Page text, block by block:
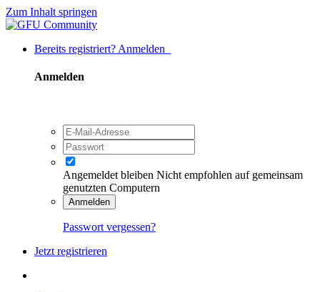
Zum Inhalt springen
Bereits registriert? Anmelden
Anmelden
Angemeldet bleiben Nicht empfohlen auf gemeinsam
genutzten Computern
Anmelden
Passwort vergessen?
Jetzt registrieren